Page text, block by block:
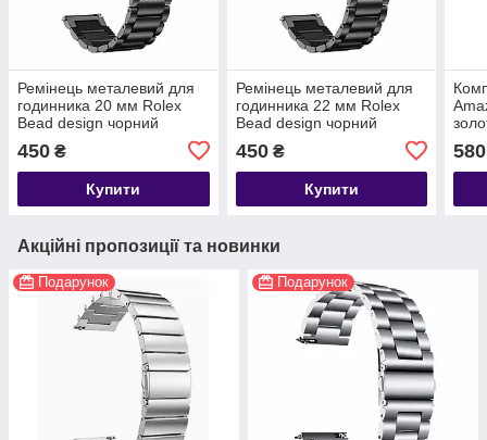
Ремінець металевий для
годинника 20 мм Rolex
Bead design чорний
450 ₴
Купити
Ремінець металевий для
годинника 22 мм Rolex
Bead design чорний
450₴
Купити
580
Акційні пропозиції та новинки
Подарунок Подарунок